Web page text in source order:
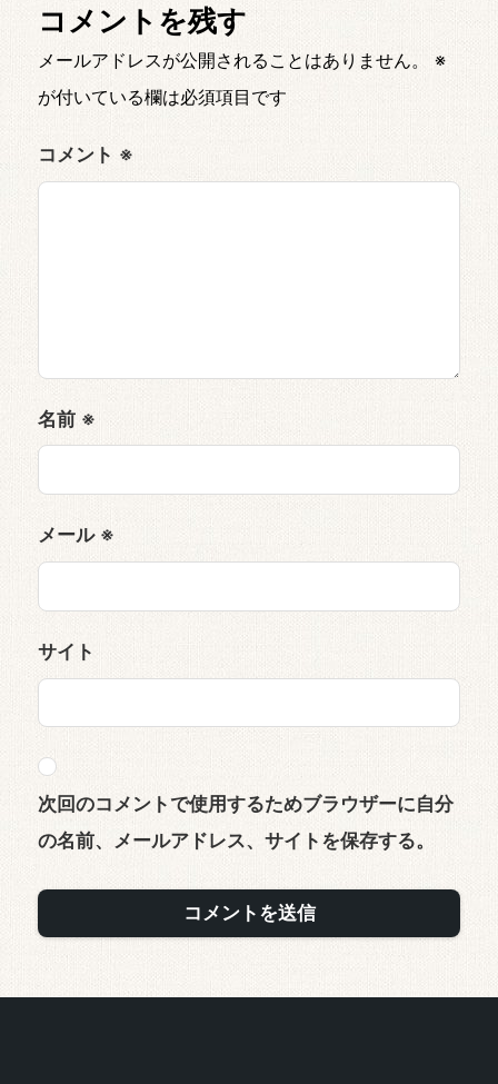
コメントを残す
メールアドレスが公開されることはありません。
※
が付いている欄は必須項目です
コメント ※
名前 ※
メール ※
サイト
次回のコメントで使用するためブラウザーに自分
の名前、メールアドレス、サイトを保存する。